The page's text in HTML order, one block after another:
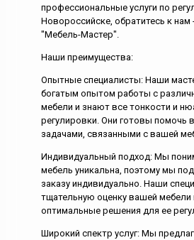
профессиональные услуги по
Новороссийске, обратитесь к нам
"Мебель-Мастер".
Наши преимущества:
Опытные специалисты: Наши
богатым опытом работы с
мебели и знают все тонкости и
регулировки. Они готовы помочь
задачами, связанными с вашей
Индивидуальный подход: Мы
мебель уникальна, поэтому мы
заказу индивидуально. Наши
тщательную оценку вашей
оптимальные решения для ее
Широкий спектр услуг: Мы